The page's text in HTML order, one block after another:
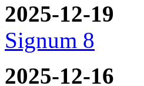
2025-12-19
Signum 8
2025-12-16